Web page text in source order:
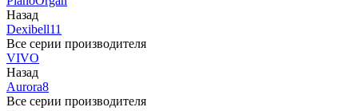
Назад
Dexibell11
Все серии производителя
VIVO
Назад
Aurora8
Все серии производителя